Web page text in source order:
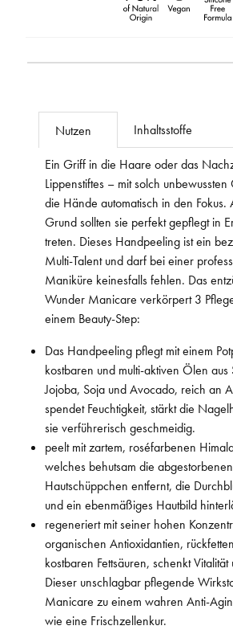
Nutzen Inhaltsstoffe
Ein Griff in die Haare oder das
Lippenstiftes – mit solch
die Hände automatisch in den Fokus.
Grund sollten sie perfekt gepflegt in
treten. Dieses Handpeeling ist ein
Multi-Talent und darf bei einer
Maniküre keinesfalls fehlen. Das
Wunder Manicare verkörpert 3
einem Beauty-Step:
Das Handpeeling pflegt mit einem
kostbaren und multi-aktiven Ölen aus
Jojoba, Soja und Avocado, reich an
spendet Feuchtigkeit, stärkt die
sie verführerisch geschmeidig.
peelt mit zartem, roséfarbenen
welches behutsam die abgestorbenen
Hautschüppchen entfernt, die
und ein ebenmäßiges Hautbild
regeneriert mit seiner hohen
organischen Antioxidantien,
kostbaren Fettsäuren, schenkt Vitalität
Dieser unschlagbar pflegende
Manicare zu einem wahren Anti-
wie eine Frischzellenkur.